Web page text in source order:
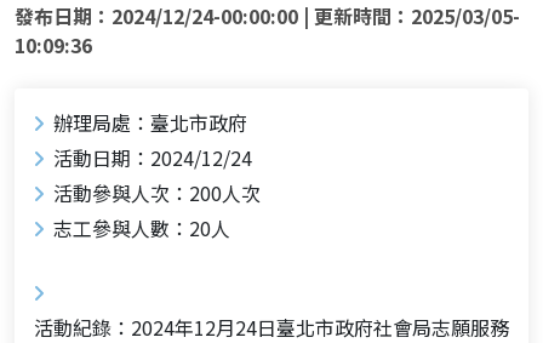
發布日期：2024/12/24-00:00:00 | 更新時間：2025/03/05-
10:09:36
辦理局處：臺北市政府
活動日期：2024/12/24
活動參與人次：200人次
志工參與人數：20人
活動紀錄：2024年12月24日臺北市政府社會局志願服務